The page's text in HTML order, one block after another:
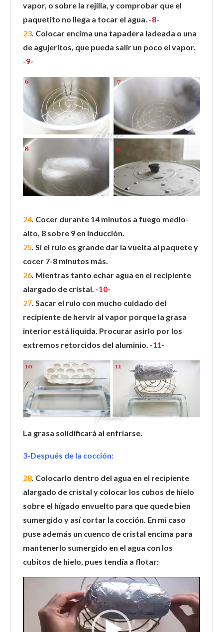
vapor, o sobre la rejilla, y comprobar que el
paquetito no llega a tocar el agua. -8-
23. Colocar encima una tapadera ladeada o una
de agujeritos, que pueda salir un poco el vapor.
-9-
24 . Cocer durante 14 minutos a fuego medio-
alto, 8 sobre 9 en inducción.
25 . Si el rulo es grande dar la vuelta al paquete y
cocer 7-8 minutos más.
26 . Mientras tanto echar agua en el recipiente
alargado de cristal. -10-
27 . Sacar el rulo con mucho cuidado del
recipiente de hervir al vapor porque la grasa
interior está liquida. Procurar asirlo por los
extremos retorcidos del aluminio. -11 -
La grasa solidificará al enfriarse.
3-Después de la cocción:
28. Colocarlo dentro del agua en el recipiente
alargado de cristal y colocar los cubos de hielo
sobre el hígado envuelto para que quede bien
sumergido y así cortar la cocción. En mi caso
puse además un cuenco de cristal encima para
mantenerlo sumergido en el agua con los
cubitos de hielo, pues tendía a flotar:
vídeo